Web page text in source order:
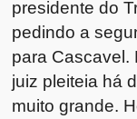
presidente do
pedindo a
para Cascavel.
juiz pleiteia há
muito grande.